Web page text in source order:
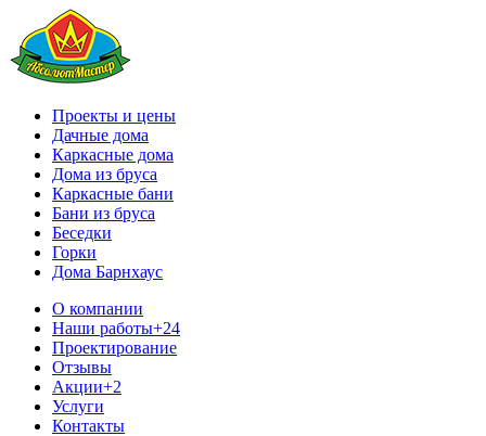
Проекты и цены
Дачные дома
Каркасные дома
Дома из бруса
Каркасные бани
Бани из бруса
Беседки
Горки
Дома Барнхаус
О компании
Наши работы+24
Проектирование
Отзывы
Акции+2
Услуги
Контакты